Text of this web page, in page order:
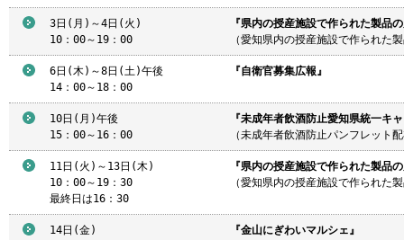
3日(月)～4日(火)
10：00～19：00
『県内の授産施設で作られた製品
（愛知県内の授産施設で作られた
6日(木)～8日(土)午後
14：00～18：00
『自衛官募集広報』
10日(月)午後
15：00～16：00
『未成年者飲酒防止愛知県統一キ
（未成年者飲酒防止パンフレット
11日(火)～13日(木)
10：00～19：30
最終日は16：30
『県内の授産施設で作られた製品
（愛知県内の授産施設で作られた
14日(金)
『金山にぎわいマルシェ』